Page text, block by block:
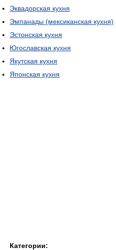
Эквадорская кухня
Эмпанады (мексиканская кухня)
Эстонская кухня
Югославская кухня
Якутская кухня
Японская кухня
Категории: